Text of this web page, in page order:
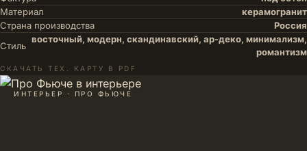
Материал
керамогранит
Страна производства
Россия
Стиль
восточный, модерн, скандинавский, ар-деко, минимализм,
романтизм
СКАЧАТЬ ТЕХ. КАРТУ В PDF
ИНТЕРЬЕР · ПРО ФЬЮЧЕ